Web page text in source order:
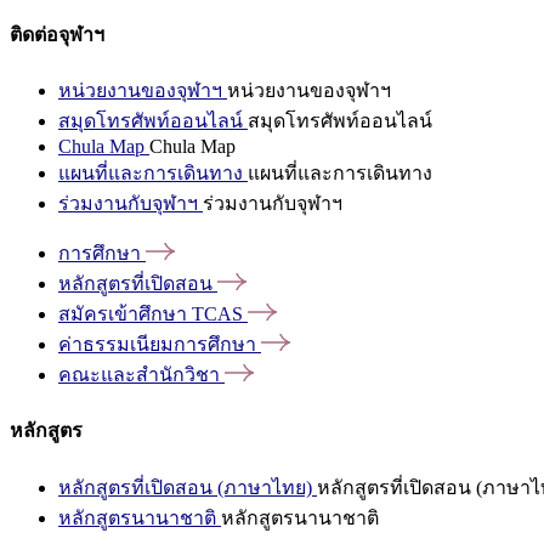
ติดต่อจุฬาฯ
หน่วยงานของจุฬาฯ หน่วยงานของจุฬาฯ
สมุดโทรศัพท์ออนไลน์ สมุดโทรศัพท์ออนไลน์
Chula Map Chula Map
แผนที่และการเดินทาง แผนที่และการเดินทาง
ร่วมงานกับจุฬาฯ ร่วมงานกับจุฬาฯ
การศึกษา
หลักสูตรที่เปิดสอน
สมัครเข้าศึกษา TCAS
ค่าธรรมเนียมการศึกษา
คณะและสำนักวิชา
หลักสูตร
หลักสูตรที่เปิดสอน (ภาษาไทย) หลักสูตรที่เปิดสอน (ภาษาไ
หลักสูตรนานาชาติ หลักสูตรนานาชาติ